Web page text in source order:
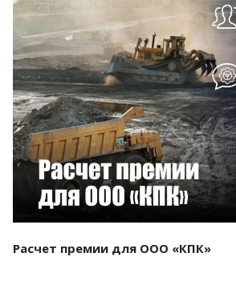
Смотреть проект
Расчет премии для ООО «КПК»